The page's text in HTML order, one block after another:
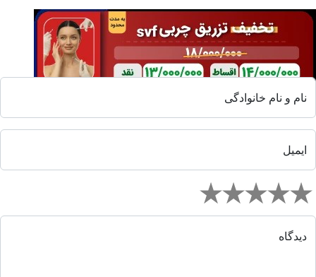
دیدگاه کاربران
نام و نام خانوادگی
ایمیل
دیدگاه